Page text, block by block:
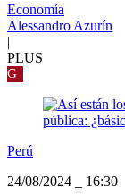
Economía
Alessandro Azurín
|
PLUS
G
Perú
24/08/2024
16:30